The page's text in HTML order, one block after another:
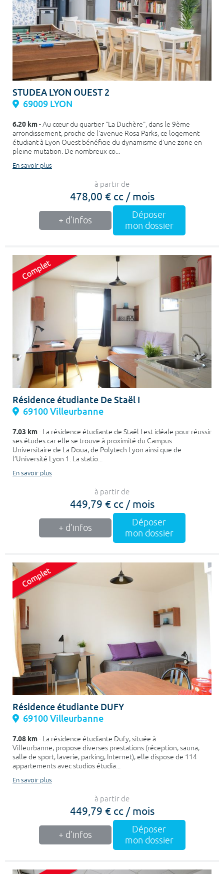
STUDEA LYON OUEST 2
69009 LYON
6.20 km- Au cœur du quartier "La Duchère", dans le 9ème
arrondissement, proche de l'avenue Rosa Parks, ce logement
étudiant à Lyon Ouest bénéficie du dynamisme d'une zone en
pleine mutation. De nombreux co...
En savoir plus
à partir de
478,00 € cc / mois
+ d'infos
Déposer
mon dossier
Résidence étudiante De Staël I
69100 Villeurbanne
7.03 km- La résidence étudiante de Staël I est idéale pour réussir
ses études car elle se trouve à proximité du Campus
Universitaire de La Doua, de Polytech Lyon ainsi que de
l’Université Lyon 1. La statio...
En savoir plus
à partir de
449,79 € cc / mois
+ d'infos
Déposer
mon dossier
Résidence étudiante DUFY
69100 Villeurbanne
7.08 km- La résidence étudiante Dufy, située à
Villeurbanne, propose diverses prestations (réception, sauna,
salle de sport, laverie, parking, Internet), elle dispose de 114
appartements avec studios étudia...
En savoir plus
à partir de
449,79 € cc / mois
+ d'infos
Déposer
mon dossier